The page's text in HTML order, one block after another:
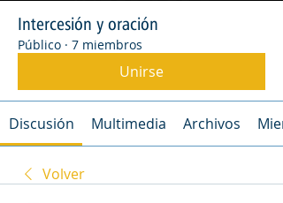
Intercesión y oración
Público · 7 miembros
Unirse
Discusión Multimedia Archivos
Volver